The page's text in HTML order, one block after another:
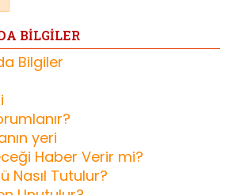
BİLGİLER
Bilgiler
yeri
Haber Verir mi?
Nasıl Tutulur?